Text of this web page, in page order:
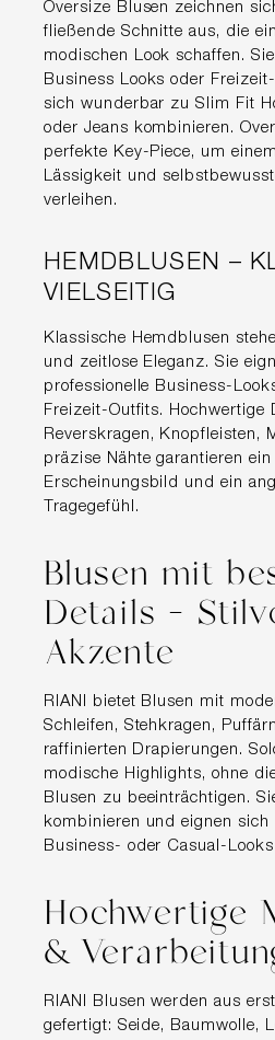
Oversize Blusen zeichnen
fließende Schnitte aus, die
modischen Look schaffen.
Business Looks oder
sich wunderbar zu Slim Fit
oder Jeans kombinieren.
perfekte Key-Piece, um
Lässigkeit und
verleihen.
HEMDBLUSEN –
VIELSEITIG
Klassische Hemdblusen
und zeitlose Eleganz. Sie
professionelle Business-
Freizeit-Outfits. Hochwertige
Reverskragen, Knopfleisten,
präzise Nähte garantieren ein
Erscheinungsbild und ein
Tragegefühl.
Blusen mit
Details –
Akzente
RIANI bietet Blusen mit
Schleifen, Stehkragen,
raffinierten Drapierungen.
modische Highlights, ohne
Blusen zu beeinträchtigen.
kombinieren und eignen sich
Business- oder Casual-
Hochwertige
&
RIANI Blusen werden aus
gefertigt: Seide, Baumwolle,